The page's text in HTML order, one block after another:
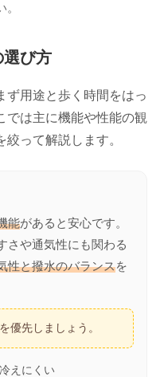
選び方
ず用途と歩く時間をはっ
では主に機能や性能の観
って解説します。
能があると安心です。
さや通気性にも関わる
性と撥水のバランスを
優先しましょう。
えにくい